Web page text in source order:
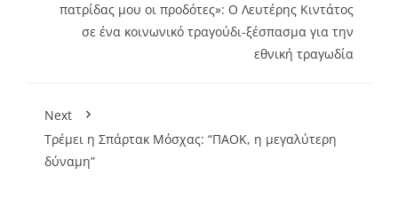
πατρίδας μου οι προδότες»: Ο Λευτέρης Κιντάτος
σε ένα κοινωνικό τραγούδι-ξέσπασμα για την
εθνική τραγωδία
Next
Τρέμει η Σπάρτακ Μόσχας: “ΠΑΟΚ, η μεγαλύτερη
δύναμη”